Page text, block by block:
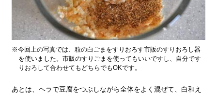
※今回上の写真では、粒の白ごまをすりおろす市販のすりおろし器
を使いました。市販のすりごまを使ってもいいですし、自分です
りおろして合わせてもどちらでもOKです。
あとは、ヘラで豆腐をつぶしながら全体をよく混ぜて、白和え